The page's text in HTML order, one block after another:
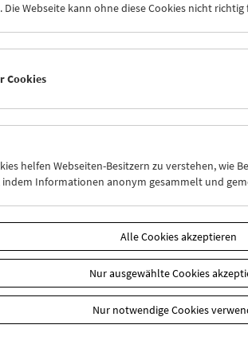
Mitgliedschaften(ab EUR 60,--)
erhalten Einladungen zu speziellen
Darüber hinaus haben sie an
freien Eintritt zu sämtlichen
beim Erwerb von Publikationen, Plakaten
Die Webseite kann ohne diese Cookies nicht
Cookies
helfen Webseiten-Besitzern zu verstehen, wie
indem Informationen anonym gesammelt und
Alle Cookies akzeptieren
Nur ausgewählte Cookies
Nur notwendige Cookies